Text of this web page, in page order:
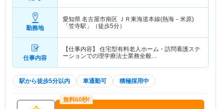
勤務地
愛知県 名古屋市南区 ＪＲ東海道本線(熱海－米原)
「笠寺駅」（徒歩5分）
仕事内容
【仕事内容】 住宅型有料老人ホーム・訪問看護ステ
ーションでの理学療法士業務全般…
駅から徒歩5分以内 車通勤可 積極採用中